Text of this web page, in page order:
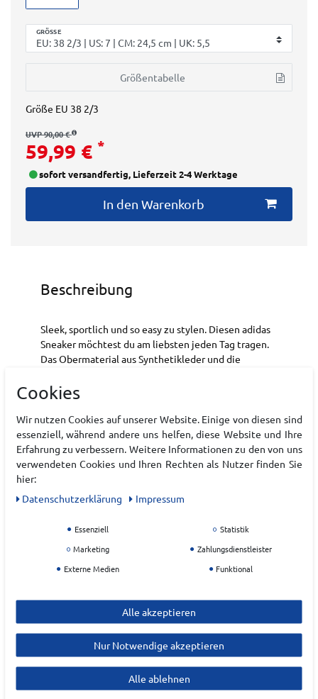
GRÖSSE
Größentabelle
Größe EU 38 2/3
UVP 90,00 €
59,99 € *
sofort versandfertig, Lieferzeit 2-4 Werktage
In den Warenkorb
Beschreibung
Sleek, sportlich und so easy zu stylen. Diesen adidas
Sneaker möchtest du am liebsten jeden Tag tragen.
Das Obermaterial aus Synthetikleder und die
einen sportlichen Touch. Die Cloudfoam
Zwischensohle dämpft jeden deiner Schritte und das
weiche Futter umschließt deinen Fuß passgenau.
Außerdem garantiert die klassische
Gummiaußensohle optimalen Grip. Egal, ob du in der
Stadt unterwegs bist oder mit deinen Buddys
Art.-ID: 22223382
4067904268888
ADIDAS
EU Verantwortlicher
Cookies
Wir nutzen Cookies auf unserer Website. Einige von diesen sind
essenziell, während andere uns helfen, diese Website und Ihre
Erfahrung zu verbessern. Weitere Informationen zu den von uns
verwendeten Cookies und Ihren Rechten als Nutzer finden Sie
hier:
Daten­schutz­erklärung
Impressum
Essenziell
Statistik
Marketing
Zahlungsdienstleister
Externe Medien
Funktional
Alle akzeptieren
Nur Notwendige akzeptieren
Alle ablehnen